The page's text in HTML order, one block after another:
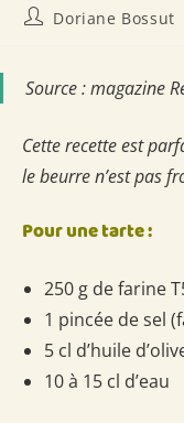
Auteur/autrice
publication :
Doriane Bossut
Source : magazine
Cette recette est
le beurre n’est pas
Pour
250 g de farine
1 pincée de sel
5 cl d’huile
10 à 15 cl d’eau